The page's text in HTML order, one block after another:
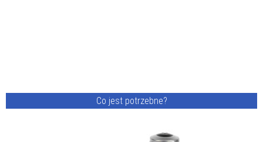
Co jest potrzebne?